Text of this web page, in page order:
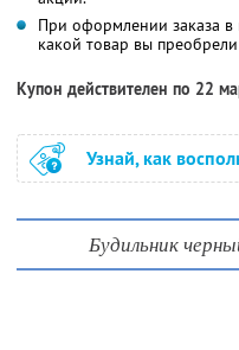
При оформлении заказа в
какой товар вы
Купон действителен по 22
Узнай, как
Будильник